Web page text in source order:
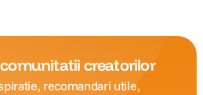
creatorilor
recomandari utile,